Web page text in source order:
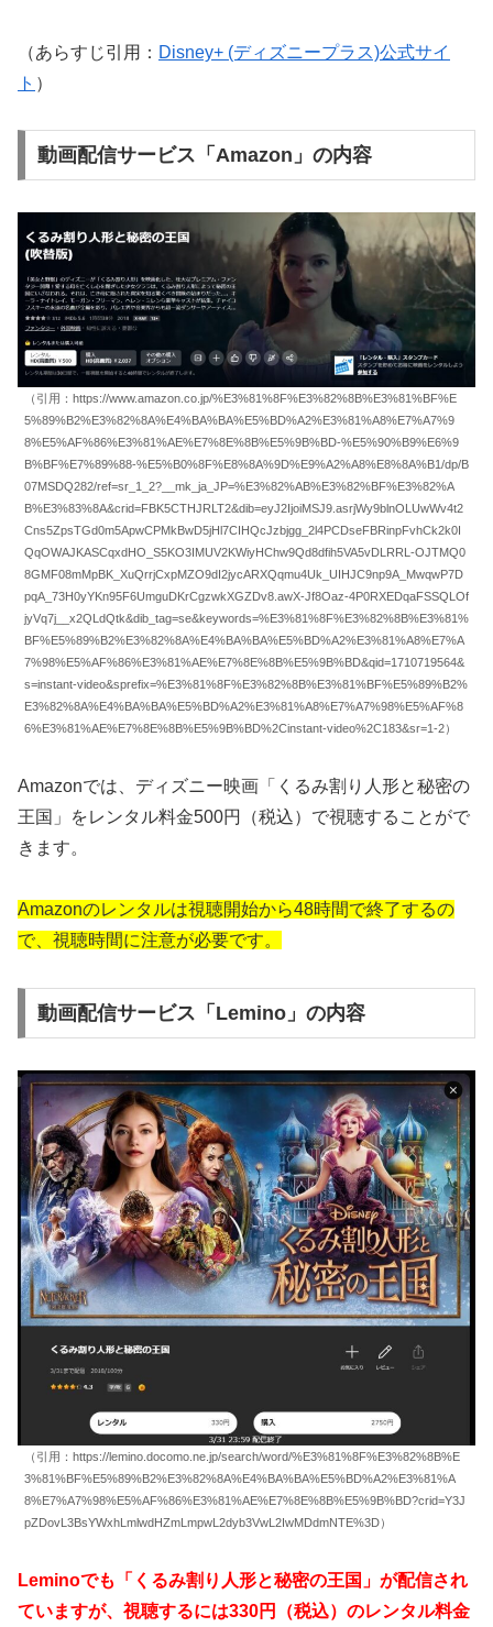
（あらすじ引用： Disney+ (ディズニープラス)公式サイ
ト ）
動画配信サービス「Amazon」の内容
（引用：https://www.amazon.co.jp/%E3%81%8F%E3%82%8B%E3%81%BF%E
5%89%B2%E3%82%8A%E4%BA%BA%E5%BD%A2%E3%81%A8%E7%A7%9
8%E5%AF%86%E3%81%AE%E7%8E%8B%E5%9B%BD-%E5%90%B9%E6%9
B%BF%E7%89%88-%E5%B0%8F%E8%8A%9D%E9%A2%A8%E8%8A%B1/dp/B
07MSDQ282/ref=sr_1_2?__mk_ja_JP=%E3%82%AB%E3%82%BF%E3%82%A
B%E3%83%8A&crid=FBK5CTHJRLT2&dib=eyJ2IjoiMSJ9.asrjWy9blnOLUwWv4t2
Cns5ZpsTGd0m5ApwCPMkBwD5jHl7CIHQcJzbjgg_2l4PCDseFBRinpFvhCk2k0I
QqOWAJKASCqxdHO_S5KO3IMUV2KWiyHChw9Qd8dfih5VA5vDLRRL-OJTMQ0
8GMF08mMpBK_XuQrrjCxpMZO9dI2jycARXQqmu4Uk_UIHJC9np9A_MwqwP7D
pqA_73H0yYKn95F6UmguDKrCgzwkXGZDv8.awX-Jf8Oaz-4P0RXEDqaFSSQLOf
jyVq7j__x2QLdQtk&dib_tag=se&keywords=%E3%81%8F%E3%82%8B%E3%81%
BF%E5%89%B2%E3%82%8A%E4%BA%BA%E5%BD%A2%E3%81%A8%E7%A
7%98%E5%AF%86%E3%81%AE%E7%8E%8B%E5%9B%BD&qid=1710719564&
s=instant-video&sprefix=%E3%81%8F%E3%82%8B%E3%81%BF%E5%89%B2%
E3%82%8A%E4%BA%BA%E5%BD%A2%E3%81%A8%E7%A7%98%E5%AF%8
6%E3%81%AE%E7%8E%8B%E5%9B%BD%2Cinstant-video%2C183&sr=1-2）
Amazonでは、ディズニー映画「くるみ割り人形と秘密の
王国」をレンタル料金500円（税込）で視聴することがで
きます。
Amazonのレンタルは視聴開始から48時間で終了するの
で、視聴時間に注意が必要です。
動画配信サービス「Lemino」の内容
（引用：https://lemino.docomo.ne.jp/search/word/%E3%81%8F%E3%82%8B%E
3%81%BF%E5%89%B2%E3%82%8A%E4%BA%BA%E5%BD%A2%E3%81%A
8%E7%A7%98%E5%AF%86%E3%81%AE%E7%8E%8B%E5%9B%BD?crid=Y3J
pZDovL3BsYWxhLmlwdHZmLmpwL2dyb3VwL2IwMDdmNTE%3D）
Leminoでも「くるみ割り人形と秘密の王国」が配信され
ていますが、視聴するには330円（税込）のレンタル料金